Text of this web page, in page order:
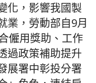
化，影響我國製
業，勞動部自9月
僱用獎助、工作
過政策補助提升
展署中彰投分署